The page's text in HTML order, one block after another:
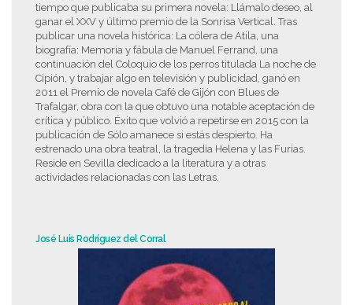
tiempo que publicaba su primera novela: Llámalo deseo, al
ganar el XXV y último premio de la Sonrisa Vertical. Tras
publicar una novela histórica: La cólera de Atila, una
biografía: Memoria y fábula de Manuel Ferrand, una
continuación del Coloquio de los perros titulada La noche de
Cipión, y trabajar algo en televisión y publicidad, ganó en
2011 el Premio de novela Café de Gijón con Blues de
Trafalgar, obra con la que obtuvo una notable aceptación de
crítica y público. Éxito que volvió a repetirse en 2015 con la
publicación de Sólo amanece si estás despierto. Ha
estrenado una obra teatral, la tragedia Helena y las Furias.
Reside en Sevilla dedicado a la literatura y a otras
actividades relacionadas con las Letras.
José Luis Rodríguez del Corral